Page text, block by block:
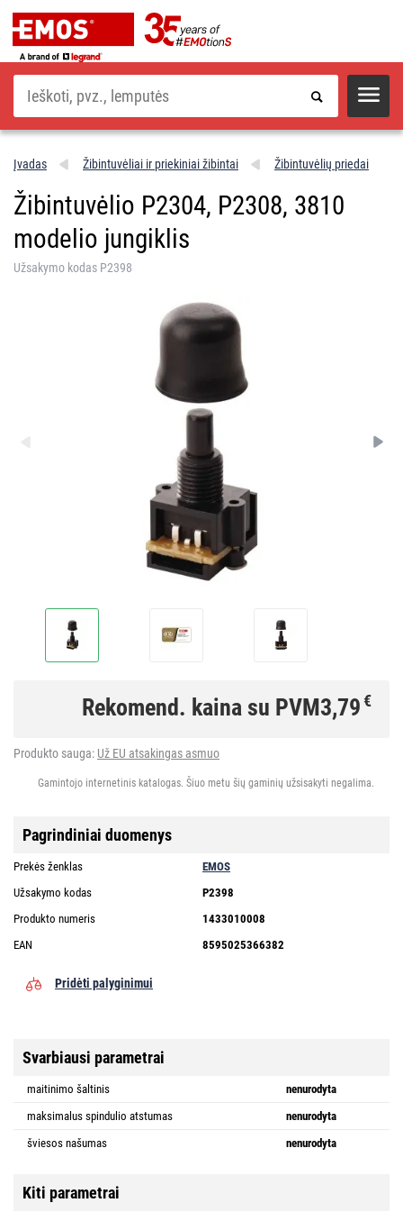
Paieška
Įvadas Žibintuvėliai ir priekiniai žibintai Žibintuvėlių priedai
Žibintuvėlio P2304, P2308, 3810
modelio jungiklis
Užsakymo kodas P2398
Rekomend. kaina su PVM3,79€
Produkto sauga: Už EU atsakingas asmuo
Gamintojo internetinis katalogas. Šiuo metu šių gaminių užsisakyti negalima.
Pagrindiniai duomenys
Prekės ženklas
EMOS
Užsakymo kodas
P2398
Produkto numeris
1433010008
EAN
8595025366382
Pridėti palyginimui
Svarbiausi parametrai
maitinimo šaltinis
nenurodyta
maksimalus spindulio atstumas
nenurodyta
šviesos našumas
nenurodyta
Kiti parametrai